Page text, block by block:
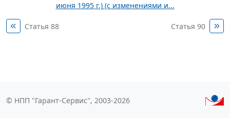
июня 1995 г.) (с изменениями и...
Статья 88 Статья 90
© НПП "Гарант-Сервис", 2003-2026